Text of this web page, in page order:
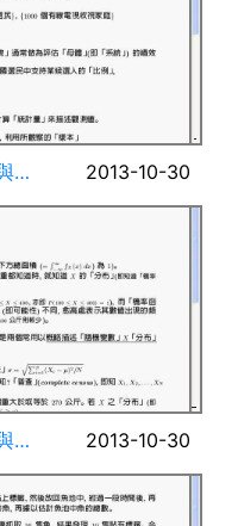
關
2013-10-30
關
2013-10-30